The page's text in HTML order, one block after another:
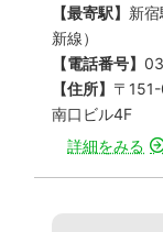
【最寄駅】 新
新線）
【電話番号】
【住所】 〒
南口ビル4F
詳細をみる